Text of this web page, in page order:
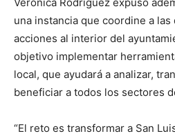
una instancia que coordine a
acciones al interior del
objetivo implementar
local, que ayudará a analizar,
beneficiar a todos los sectores
“El reto es transformar a San